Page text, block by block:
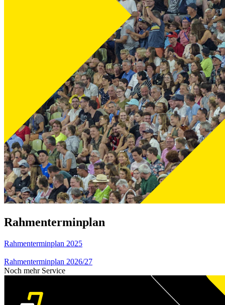
Rahmenterminplan
Rahmenterminplan 2025
Rahmenterminplan 2026/27
Noch mehr Service